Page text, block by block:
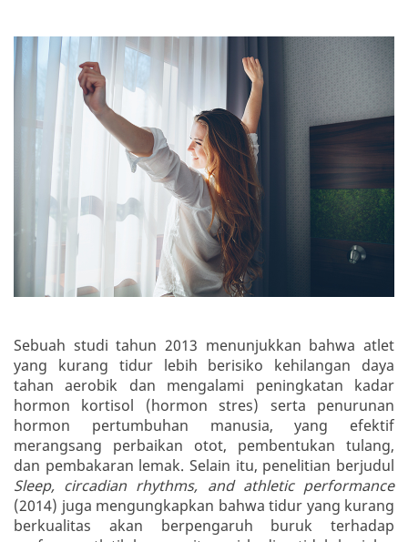
Sebuah studi tahun 2013 menunjukkan bahwa atlet
yang kurang tidur lebih berisiko kehilangan daya
tahan aerobik dan mengalami peningkatan kadar
hormon kortisol (hormon stres) serta penurunan
hormon pertumbuhan manusia, yang efektif
merangsang perbaikan otot, pembentukan tulang,
dan pembakaran lemak. Selain itu, penelitian berjudul
Sleep, circadian rhythms, and athletic performance
(2014) juga mengungkapkan bahwa tidur yang kurang
berkualitas akan berpengaruh buruk terhadap